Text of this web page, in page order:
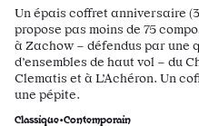
Un épais coffret anniversaire
propose pas moins de 75
à Zachow – défendus par une
d’ensembles de haut vol – du
Clematis et à L’Achéron. Un
une pépite.
Classique•Contemporain